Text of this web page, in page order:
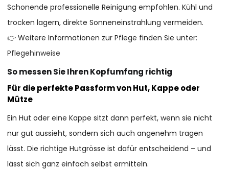
Schonende professionelle Reinigung empfohlen. Kühl und
trocken lagern, direkte Sonneneinstrahlung vermeiden.
👉 Weitere Informationen zur Pflege finden Sie unter:
Pflegehinweise
So messen Sie Ihren Kopfumfang richtig
Für die perfekte Passform von Hut, Kappe oder
Mütze
Ein Hut oder eine Kappe sitzt dann perfekt, wenn sie nicht
nur gut aussieht, sondern sich auch angenehm tragen
lässt. Die richtige Hutgrösse ist dafür entscheidend – und
lässt sich ganz einfach selbst ermitteln.